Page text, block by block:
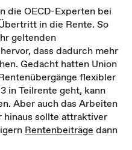
die OECD-Experten bei
in die Rente. So
geltenden
dass dadurch mehr
Gedacht hatten Union
flexibler
in Teilrente geht, kann
Aber auch das Arbeiten
hinaus sollte attraktiver
Rentenbeiträge dann